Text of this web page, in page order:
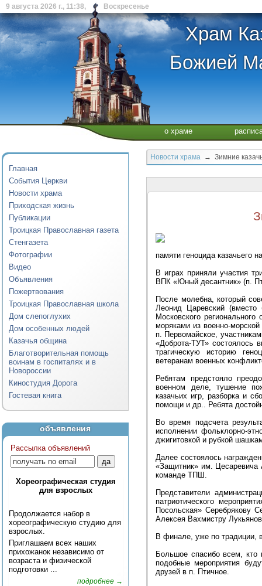
9 августа 2026 г., 11:38, Воскресенье
Храм
Божией
о храме
Главная
События Церкви
Новости храма
Приходская жизнь
Публикации
Троицкая Православная газета
Стенгазета
Фотографии
Видео
Объявления
Пожертвования
Троицкая Православная школа
Дом слепоглухих
Дом особенных людей
Казачья община
Благотворительная помощь
воинам в госпиталях и в
Новороссии
Киностудия Дорога
Гостевая книга
объявления
Рассылка объявлений
Хореографическая студия
для взрослых
Продолжается набор в
хореографическую студию для
взрослых.
Приглашаем всех наших
прихожанок независимо от
возраста и физической
подготовки ...
подробнее →
Новости храма → Зимние
памяти геноцида казачьего
В играх приняли участия
ВПК «Юный десантник» (п.
После молебна, который
Леонид Царевский (вместо
Московского
моряками из военно-
п. Первомайское,
«Доброта-ТУТ» состоялось
трагическую историю
ветеранам военных
Ребятам предстояло
военном деле, тушение
казачьих игр, разборка и
помощи и др.. Ребята
Во время подсчета
исполнении фольклорно-
джигитовкой и рубкой
Далее состоялось
«Защитник» им. Цесаревича
команде ТПШ.
Представители
патриотического
Посольская» Серебрякову
Алексея Вахмистру
В финале, уже по традиции,
Большое спасибо всем, кто
подобные мероприятия
друзей в п. Птичное.